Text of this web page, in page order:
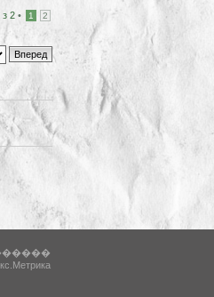
з 2 • 1 2